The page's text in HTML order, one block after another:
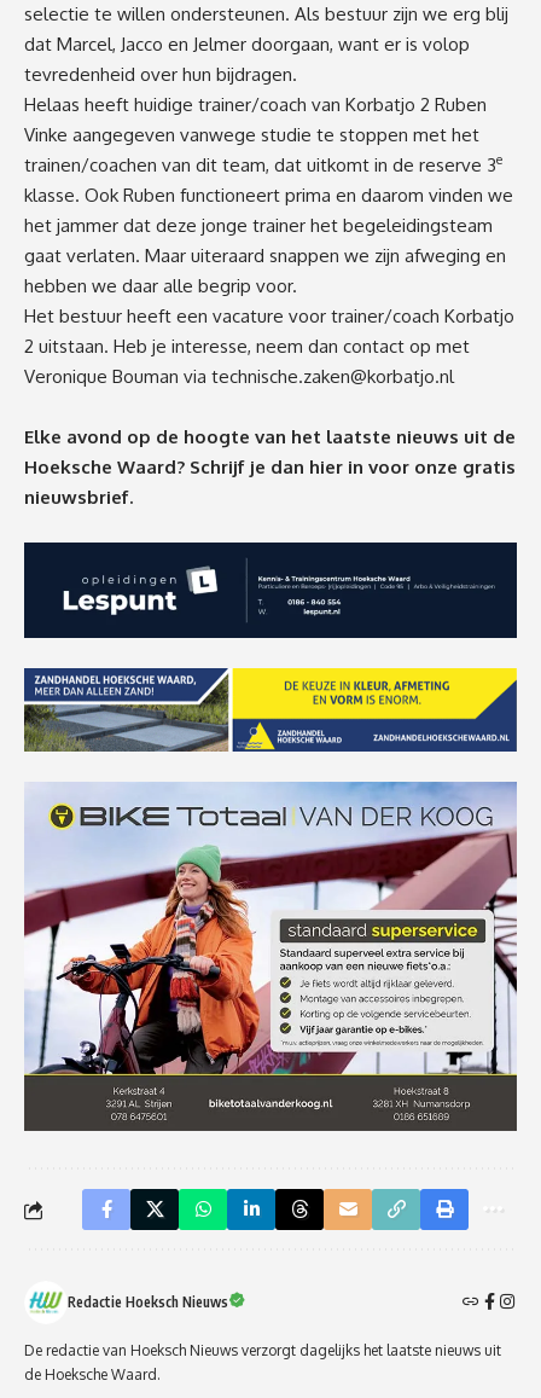
selectie te willen ondersteunen. Als bestuur zijn we erg blij
dat Marcel, Jacco en Jelmer doorgaan, want er is volop
tevredenheid over hun bijdragen.
Helaas heeft huidige trainer/coach van Korbatjo 2 Ruben
Vinke aangegeven vanwege studie te stoppen met het
trainen/coachen van dit team, dat uitkomt in de reserve 3e
klasse. Ook Ruben functioneert prima en daarom vinden we
het jammer dat deze jonge trainer het begeleidingsteam
gaat verlaten. Maar uiteraard snappen we zijn afweging en
hebben we daar alle begrip voor.
Het bestuur heeft een vacature voor trainer/coach Korbatjo
2 uitstaan. Heb je interesse, neem dan contact op met
Veronique Bouman via technische.zaken@korbatjo.nl
Elke avond op de hoogte van het laatste nieuws uit de
Hoeksche Waard? Schrijf je dan hier in voor onze gratis
nieuwsbrief.
Redactie Hoeksch Nieuws
De redactie van Hoeksch Nieuws verzorgt dagelijks het laatste nieuws uit
de Hoeksche Waard.